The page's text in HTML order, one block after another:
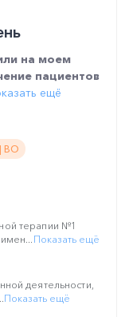
на моем
пациентов
ещё
ВО
терапии №1
Показать ещё
деятельности,
Показать ещё